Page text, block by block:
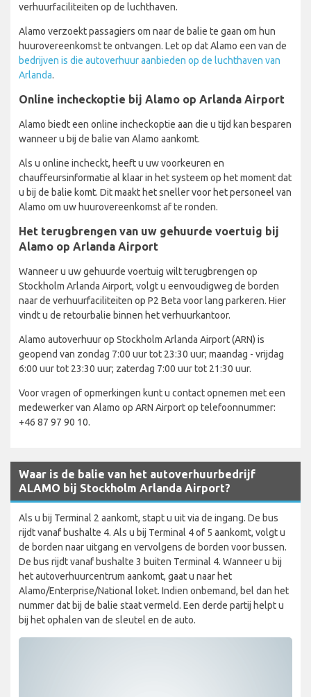
verhuurfaciliteiten op de luchthaven.
Alamo verzoekt passagiers om naar de balie te gaan om hun
huurovereenkomst te ontvangen. Let op dat Alamo een van de
bedrijven is die autoverhuur aanbieden op de luchthaven van
Arlanda.
Online incheckoptie bij Alamo op Arlanda Airport
Alamo biedt een online incheckoptie aan die u tijd kan besparen
wanneer u bij de balie van Alamo aankomt.
Als u online incheckt, heeft u uw voorkeuren en
chauffeursinformatie al klaar in het systeem op het moment dat
u bij de balie komt. Dit maakt het sneller voor het personeel van
Alamo om uw huurovereenkomst af te ronden.
Het terugbrengen van uw gehuurde voertuig bij
Alamo op Arlanda Airport
Wanneer u uw gehuurde voertuig wilt terugbrengen op
Stockholm Arlanda Airport, volgt u eenvoudigweg de borden
naar de verhuurfaciliteiten op P2 Beta voor lang parkeren. Hier
vindt u de retourbalie binnen het verhuurkantoor.
Alamo autoverhuur op Stockholm Arlanda Airport (ARN) is
geopend van zondag 7:00 uur tot 23:30 uur; maandag - vrijdag
6:00 uur tot 23:30 uur; zaterdag 7:00 uur tot 21:30 uur.
Voor vragen of opmerkingen kunt u contact opnemen met een
medewerker van Alamo op ARN Airport op telefoonnummer:
+46 87 97 90 10.
Waar is de balie van het autoverhuurbedrijf
ALAMO bij Stockholm Arlanda Airport?
Als u bij Terminal 2 aankomt, stapt u uit via de ingang. De bus
rijdt vanaf bushalte 4. Als u bij Terminal 4 of 5 aankomt, volgt u
de borden naar uitgang en vervolgens de borden voor bussen.
De bus rijdt vanaf bushalte 3 buiten Terminal 4. Wanneer u bij
het autoverhuurcentrum aankomt, gaat u naar het
Alamo/Enterprise/National loket. Indien onbemand, bel dan het
nummer dat bij de balie staat vermeld. Een derde partij helpt u
bij het ophalen van de sleutel en de auto.